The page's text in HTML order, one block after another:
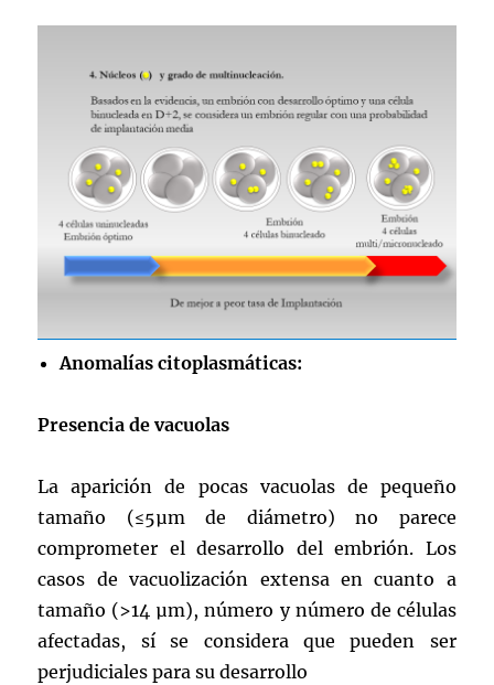
Anomalías citoplasmáticas:
Presencia de vacuolas
La aparición de pocas vacuolas de pequeño
tamaño (≤5µm de diámetro) no parece
comprometer el desarrollo del embrión. Los
casos de vacuolización extensa en cuanto a
tamaño (>14 µm), número y número de células
afectadas, sí se considera que pueden ser
perjudiciales para su desarrollo